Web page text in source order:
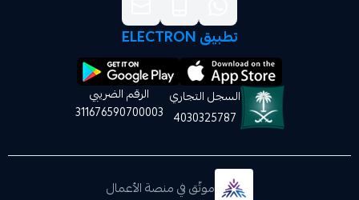
السجل التجاري
4030325787
الرقم الضريبي
311676590700003
موثّق في منصة الأعمال